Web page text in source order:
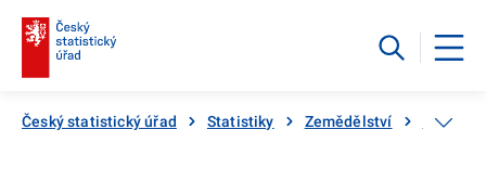
Český statistický úřad Statistiky Zemědělství